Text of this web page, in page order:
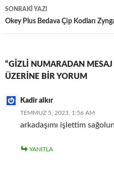
SONRAKI YAZI
Okey Plus Bedava Çip Kodları
“GIZLI NUMARADAN
ÜZERINE BIR YORUM
Kadir alkır
TEMMUZ 5, 2023, 1:56 AM
arkadaşımı işlettim
YANITLA